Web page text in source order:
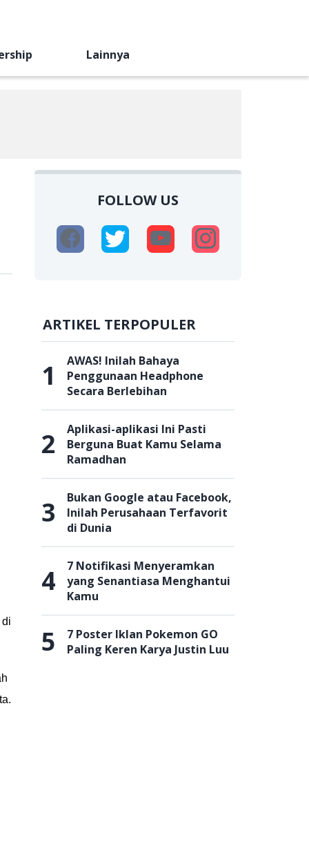
Lainnya
FOLLOW US
ARTIKEL TERPOPULER
1
AWAS! Inilah Bahaya
Penggunaan Headphone
Secara Berlebihan
2
Aplikasi-aplikasi Ini Pasti
Berguna Buat Kamu Selama
Ramadhan
3
Bukan Google atau Facebook,
Inilah Perusahaan Terfavorit
di Dunia
4
7 Notifikasi Menyeramkan
yang Senantiasa Menghantui
Kamu
5
7 Poster Iklan Pokemon GO
Paling Keren Karya Justin Luu